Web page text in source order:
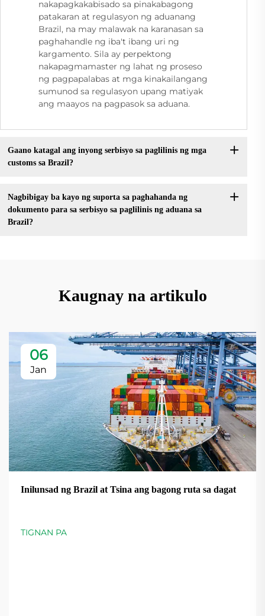
nakapagkakabisado sa pinakabagong
patakaran at regulasyon ng aduanang
Brazil, na may malawak na karanasan sa
paghahandle ng iba't ibang uri ng
kargamento. Sila ay perpektong
nakapagmamaster ng lahat ng proseso
ng pagpapalabas at mga kinakailangang
sumunod sa regulasyon upang matiyak
ang maayos na pagpasok sa aduana.
Gaano katagal ang inyong serbisyo sa paglilinis ng mga
customs sa Brazil?
Nagbibigay ba kayo ng suporta sa paghahanda ng
dokumento para sa serbisyo sa paglilinis ng aduana sa
Brazil?
Kaugnay na artikulo
06
Jan
Inilunsad ng Brazil at Tsina ang bagong ruta sa dagat
TIGNAN PA